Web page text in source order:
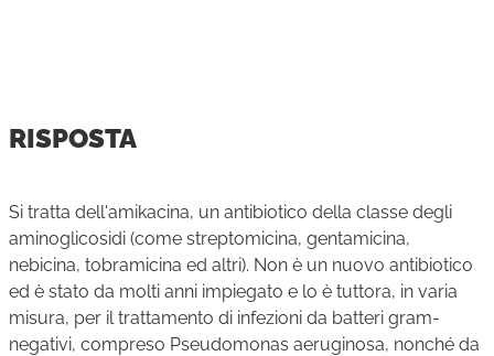
RISPOSTA
Si tratta dell'amikacina, un antibiotico della classe degli
aminoglicosidi (come streptomicina, gentamicina,
nebicina, tobramicina ed altri). Non è un nuovo antibiotico
ed è stato da molti anni impiegato e lo è tuttora, in varia
misura, per il trattamento di infezioni da batteri gram-
negativi, compreso Pseudomonas aeruginosa, nonché da